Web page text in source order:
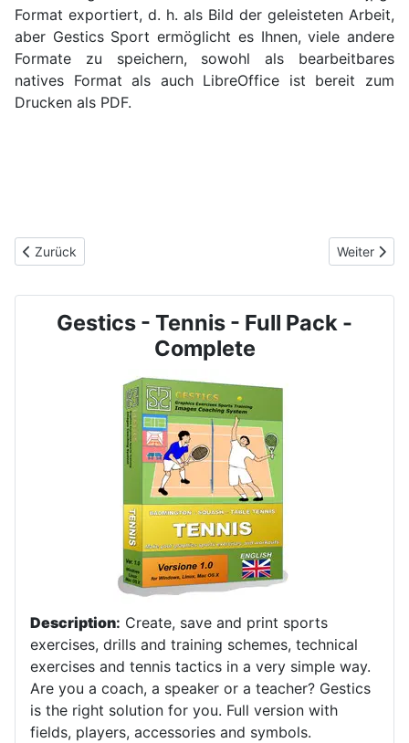
Format exportiert, d. h. als Bild der geleisteten Arbeit,
aber Gestics Sport ermöglicht es Ihnen, viele andere
Formate zu speichern, sowohl als bearbeitbares
natives Format als auch LibreOffice ist bereit zum
Drucken als PDF.
Vorheriger Beitrag: Gemischte Sportübungen - Neueste
Zurück Nächster
Weiter
Gestics - Tennis - Full Pack -
Complete
Description: Create, save and print sports
exercises, drills and training schemes, technical
exercises and tennis tactics in a very simple way.
Are you a coach, a speaker or a teacher? Gestics
is the right solution for you. Full version with
fields, players, accessories and symbols.